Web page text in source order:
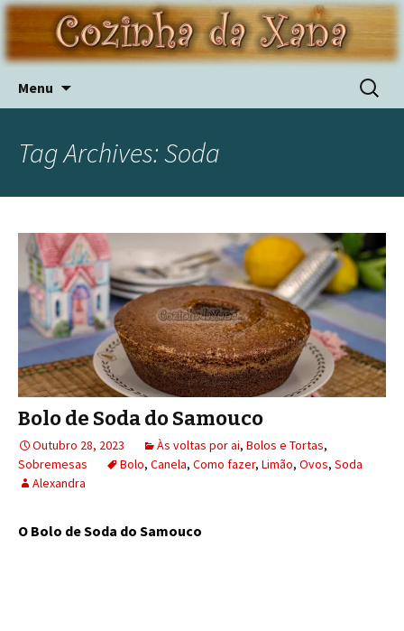
Menu
por:
Tag Archives: Soda
Bolo de Soda do Samouco
Outubro 28, 2023 Às voltas por ai, Bolos e Tortas,
Sobremesas
Bolo, Canela, Como fazer, Limão, Ovos, Soda
Alexandra
O Bolo de Soda do Samouco